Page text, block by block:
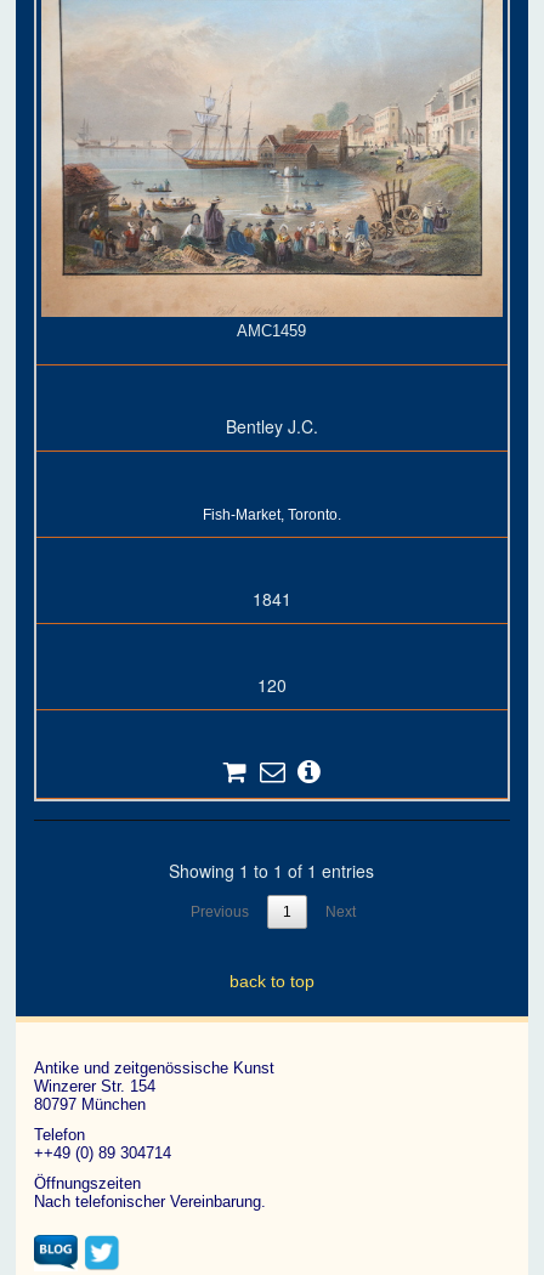
AMC1459
Bentley J.C.
Fish-Market, Toronto.
1841
120
Showing 1 to 1 of 1 entries
Previous 1 Next
back to top
Antike und zeitgenössische Kunst
Winzerer Str. 154
80797 München
Telefon
++49 (0) 89 304714
Öffnungszeiten
Nach telefonischer Vereinbarung.